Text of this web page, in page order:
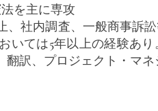
を主に専攻
、社内調査、一般商事訴
いては5年以上の経験あ
訳、プロジェクト・マネ